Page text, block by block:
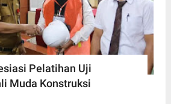
Pelatihan Uji
Muda Konstruksi